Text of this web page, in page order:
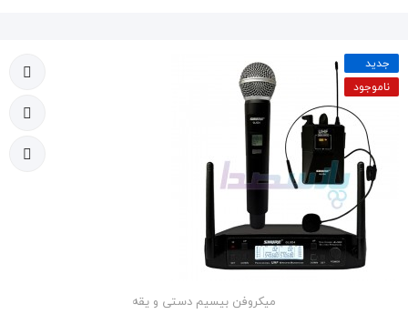
جدید
ناموجود
میکروفن بیسیم دستی و یقه